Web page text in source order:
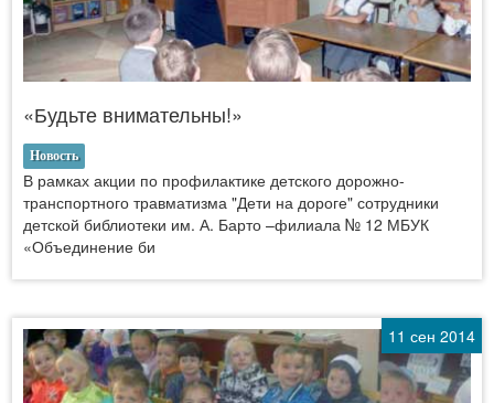
«Будьте внимательны!»
Новость
В рамках акции по профилактике детского дорожно-
транспортного травматизма "Дети на дороге" сотрудники
детской библиотеки им. А. Барто –филиала № 12 МБУК
«Объединение би
11 сен 2014